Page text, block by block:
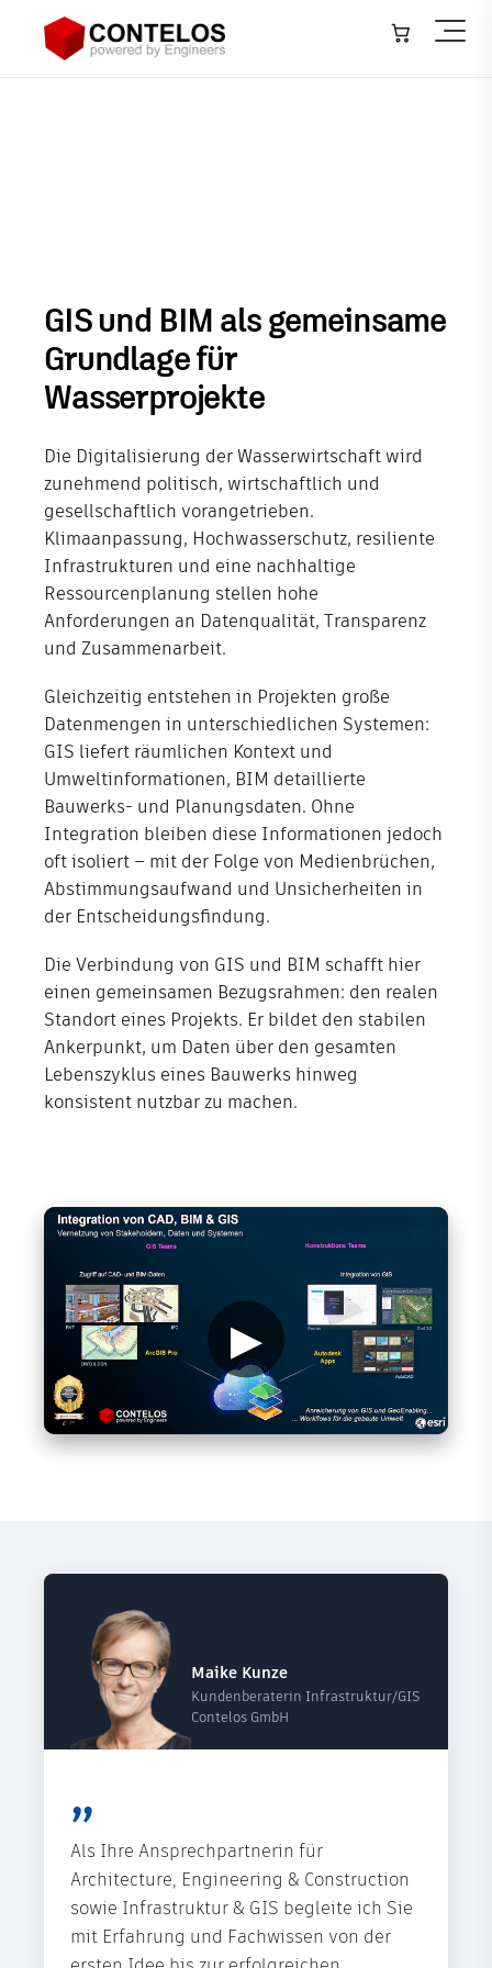
IT-Systeme
Training
Neuigkeiten
Shop
Unternehmen
GIS und BIM als gemeinsame
Grundlage für
Wasserprojekte
Die Digitalisierung der Wasserwirtschaft wird
zunehmend politisch, wirtschaftlich und
gesellschaftlich vorangetrieben.
Klimaanpassung, Hochwasserschutz, resiliente
Infrastrukturen und eine nachhaltige
Ressourcenplanung stellen hohe
Anforderungen an Datenqualität, Transparenz
und Zusammenarbeit.
Gleichzeitig entstehen in Projekten große
Datenmengen in unterschiedlichen Systemen:
GIS liefert räumlichen Kontext und
Umweltinformationen, BIM detaillierte
Bauwerks- und Planungsdaten. Ohne
Integration bleiben diese Informationen jedoch
oft isoliert – mit der Folge von Medienbrüchen,
Abstimmungsaufwand und Unsicherheiten in
der Entscheidungsfindung.
Die Verbindung von GIS und BIM schafft hier
einen gemeinsamen Bezugsrahmen: den realen
Standort eines Projekts. Er bildet den stabilen
Ankerpunkt, um Daten über den gesamten
Lebenszyklus eines Bauwerks hinweg
konsistent nutzbar zu machen.
▶
Maike Kunze
Kundenberaterin Infrastruktur/GIS
Contelos GmbH
Als Ihre Ansprechpartnerin für
Architecture, Engineering & Construction
sowie Infrastruktur & GIS begleite ich Sie
mit Erfahrung und Fachwissen von der